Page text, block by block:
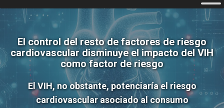
El control del resto de factores de riesgo
cardiovascular disminuye el impacto del VIH
como factor de riesgo
El VIH, no obstante, potenciaría el riesgo
cardiovascular asociado al consumo